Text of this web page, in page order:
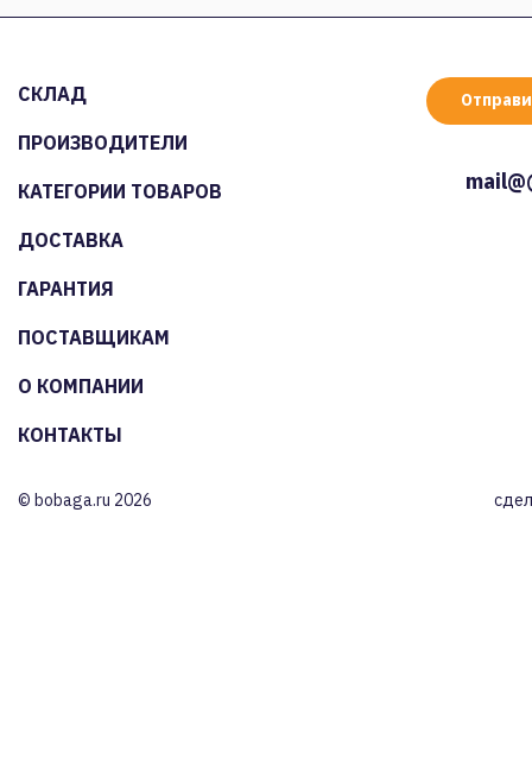
СКЛАД
ПРОИЗВОДИТЕЛИ
КАТЕГОРИИ ТОВАРОВ
ДОСТАВКА
ГАРАНТИЯ
ПОСТАВЩИКАМ
О КОМПАНИИ
КОНТАКТЫ
© bobaga.ru 2026